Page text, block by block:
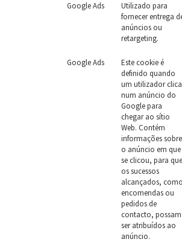
Google Ads
Utilizado para
fornecer entrega
anúncios ou
retargeting.
Google Ads
Este cookie é
definido quando
um utilizador clica
num anúncio do
Google para
chegar ao sítio
Web. Contém
informações sobre
o anúncio em que
se clicou, para
os sucessos
alcançados,
encomendas ou
pedidos de
contacto, possam
ser atribuídos ao
anúncio.